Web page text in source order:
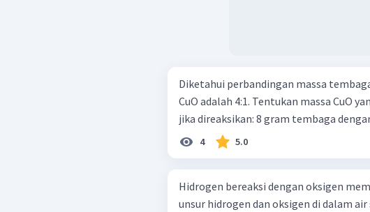
Diketahui perbandingan massa
CuO adalah 4:1. Tentukan massa CuO
jika direaksikan: 8 gram
4 5.0
Hidrogen bereaksi dengan oksigen
unsur hidrogen dan oksigen di dalam